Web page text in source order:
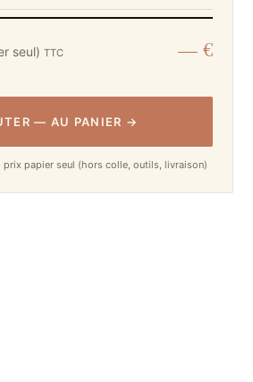
seul)TTC — €
— AU PANIER →
prix papier seul (hors colle, outils, livraison)